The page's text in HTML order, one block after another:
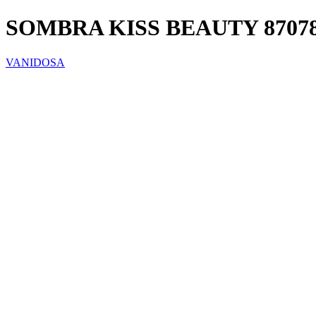
SOMBRA KISS BEAUTY
VANIDOSA